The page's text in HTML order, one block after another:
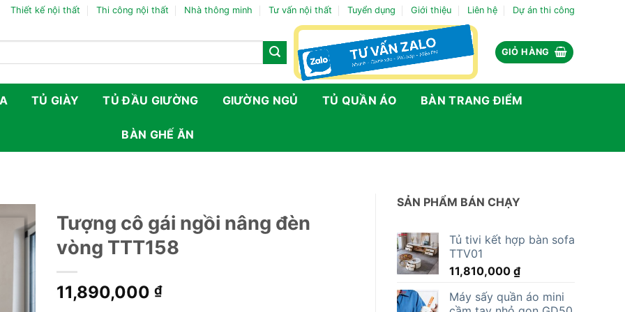
Thiết kế nội thất Thi công nội thất Nhà thông minh Tư vấn nội thất Tuyển dụng Giới thiệu Liên hệ Dự án thi công
GIỎ HÀNG
TỦ GIÀY TỦ ĐẦU GIƯỜNG GIƯỜNG NGỦ TỦ QUẦN ÁO BÀN TRANG ĐIỂM
BÀN GHẾ ĂN
SẢN PHẨM BÁN CHẠY
Tủ tivi kết hợp bàn sofa
TTV01
11,810,000 ₫
Máy sấy quần áo mini
Tượng cô gái ngồi nâng đèn
vòng TTT158
11,890,000 ₫